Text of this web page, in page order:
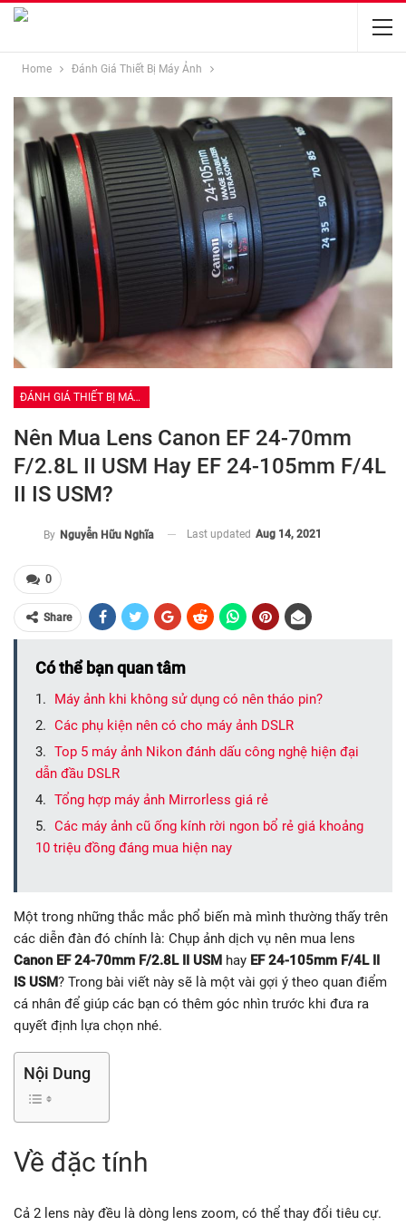
Home Đánh Giá Thiết Bị Máy Ảnh
ĐÁNH GIÁ THIẾT BỊ MÁY ẢNH
Nên Mua Lens Canon EF 24-70mm
F/2.8L II USM Hay EF 24-105mm F/4L
II IS USM?
By Nguyễn Hữu Nghĩa Last updated Aug 14, 2021
0
Share
Có thể bạn quan tâm
Máy ảnh khi không sử dụng có nên tháo pin?
Các phụ kiện nên có cho máy ảnh DSLR
Top 5 máy ảnh Nikon đánh dấu công nghệ hiện đại
dẫn đầu DSLR
Tổng hợp máy ảnh Mirrorless giá rẻ
Các máy ảnh cũ ống kính rời ngon bổ rẻ giá khoảng
10 triệu đồng đáng mua hiện nay
Một trong những thắc mắc phổ biến mà mình thường thấy trên
các diễn đàn đó chính là: Chụp ảnh dịch vụ nên mua lens
Canon EF 24-70mm F/2.8L II USM hay EF 24-105mm F/4L II
IS USM? Trong bài viết này sẽ là một vài gợi ý theo quan điểm
cá nhân để giúp các bạn có thêm góc nhìn trước khi đưa ra
quyết định lựa chọn nhé.
Nội Dung
Về đặc tính
Cả 2 lens này đều là dòng lens zoom, có thể thay đổi tiêu cự.